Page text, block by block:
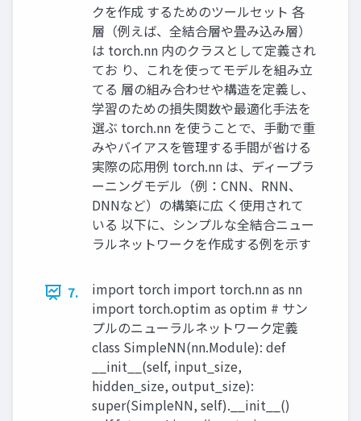
クを作成 するためのツールセット 各
層（例えば、全結合層や畳み込み層）
は torch.nn 内のクラスとして定義され
てお り、これを使ってモデルを組み立
てる 層の組み合わせや構造を定義し、
学習のための損失関数や最適化手法を
選ぶ torch.nn を使うことで、手動で重
みやバイアスを管理する手間が省ける
実際の応用例 torch.nn は、ディープラ
ーニングモデル（例：CNN、RNN、
DNNなど）の構築に広 く使用されて
いる 以下に、シンプルな全結合ニュー
ラルネットワークを作成する例を示す
7.
import torch import torch.nn as nn
import torch.optim as optim # サン
プルのニューラルネットワーク定義
class SimpleNN(nn.Module): def
__init__(self, input_size,
hidden_size, output_size):
super(SimpleNN, self).__init__()